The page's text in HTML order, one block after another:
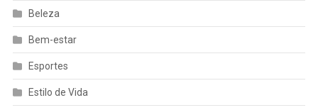
Beleza
Bem-estar
Esportes
Estilo de Vida